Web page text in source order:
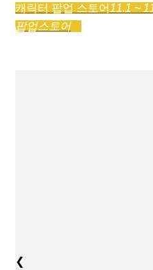
캐릭터 팝업 스토어 11.1 ~
팝업스토어
❮